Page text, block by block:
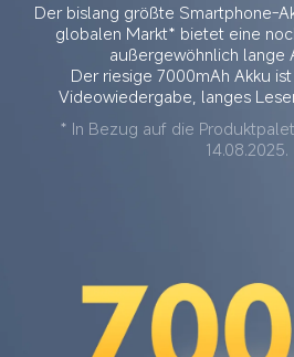
Der bislang größte Smartphone-
globalen Markt* bietet eine
außergewöhnlich lange
Der riesige 7000mAh Akku
Videowiedergabe, langes
* In Bezug auf die
14.08.2025.